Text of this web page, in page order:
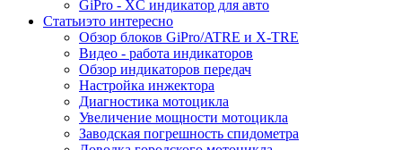
GiPro - XC индикатор для авто
Статьиэто интересно
Обзор блоков GiPro/ATRE и X-TRE
Видео - работа индикаторов
Обзор индикаторов передач
Настройка инжектора
Диагноcтика мотоцикла
Увеличение мощности мотоцикла
Заводская погрешность спидометра